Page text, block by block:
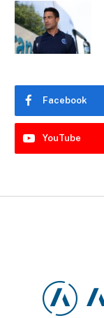
Facebook
YouTube